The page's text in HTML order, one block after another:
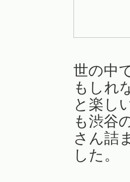
世の中
もしれ
と楽し
も渋谷
さん詰
した。